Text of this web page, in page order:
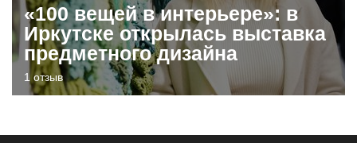
«100 вещей в интерьере»: в
Иркутске открылась выставка
предметного дизайна
1 отзыв